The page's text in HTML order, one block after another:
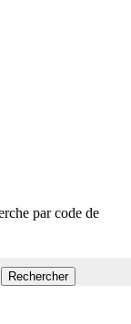
par code de
Rechercher